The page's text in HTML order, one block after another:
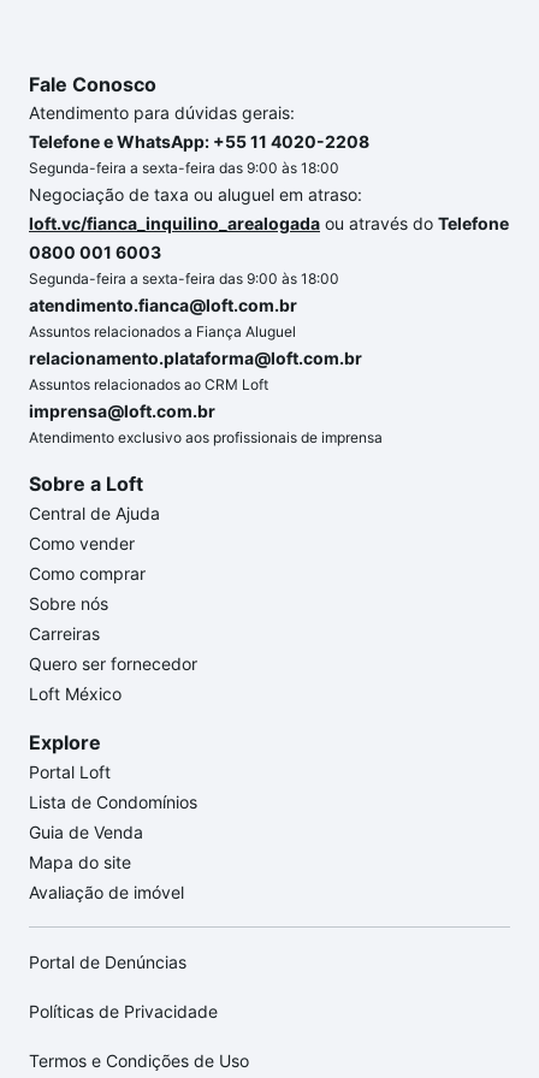
Fale Conosco
Atendimento para dúvidas gerais:
Telefone e WhatsApp: +55 11 4020-2208
Segunda-feira a sexta-feira das 9:00 às 18:00
Negociação de taxa ou aluguel em atraso:
loft.vc/fianca_inquilino_arealogada ou através do Telefone
0800 001 6003
Segunda-feira a sexta-feira das 9:00 às 18:00
atendimento.fianca@loft.com.br
Assuntos relacionados a Fiança Aluguel
relacionamento.plataforma@loft.com.br
Assuntos relacionados ao CRM Loft
imprensa@loft.com.br
Atendimento exclusivo aos profissionais de imprensa
Sobre a Loft
Central de Ajuda
Como vender
Como comprar
Sobre nós
Carreiras
Quero ser fornecedor
Loft México
Explore
Portal Loft
Lista de Condomínios
Guia de Venda
Mapa do site
Avaliação de imóvel
Portal de Denúncias
Políticas de Privacidade
Termos e Condições de Uso